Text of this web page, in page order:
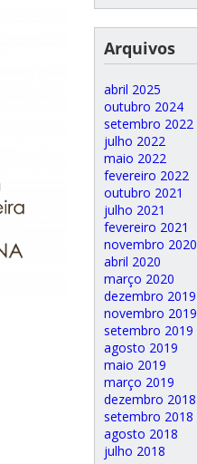
Arquivos
abril 2025
outubro 2024
setembro 2022
julho 2022
maio 2022
fevereiro 2022
outubro 2021
julho 2021
fevereiro 2021
novembro 2020
abril 2020
março 2020
dezembro 2019
novembro 2019
setembro 2019
agosto 2019
maio 2019
março 2019
dezembro 2018
setembro 2018
agosto 2018
julho 2018